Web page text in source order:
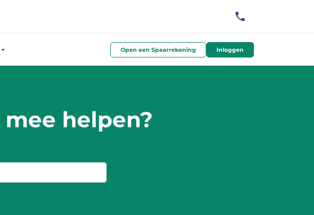
Open een Spaarrekening Inloggen
helpen?